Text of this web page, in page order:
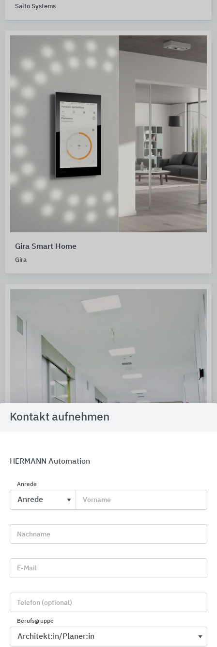
Salto Systems
Gira Smart Home
Gira
Lichtsteuerung mit Bewegungsmeldern und
Präsenzmeldern von Theben
Theben
Kontakt aufnehmen
HERMANN Automation
Anrede
Vorname
Nachname
E-Mail
Telefon (optional)
Berufsgruppe